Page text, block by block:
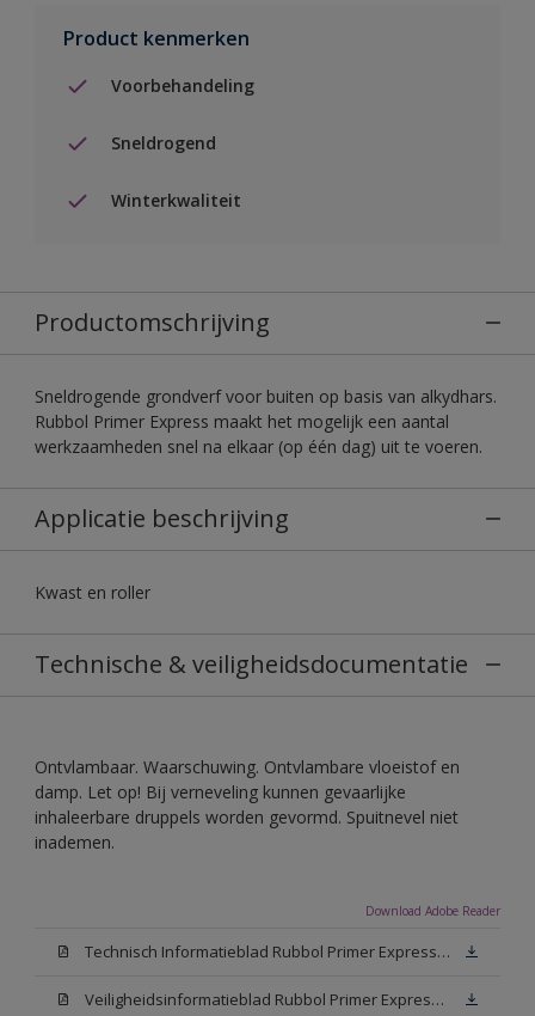
Product kenmerken
Voorbehandeling
Sneldrogend
Winterkwaliteit
Productomschrijving
Sneldrogende grondverf voor buiten op basis van alkydhars.
Rubbol Primer Express maakt het mogelijk een aantal
werkzaamheden snel na elkaar (op één dag) uit te voeren.
Applicatie beschrijving
Kwast en roller
Technische & veiligheidsdocumentatie
Ontvlambaar. Waarschuwing. Ontvlambare vloeistof en
damp. Let op! Bij verneveling kunnen gevaarlijke
inhaleerbare druppels worden gevormd. Spuitnevel niet
inademen.
Download Adobe Reader
Technisch Informatieblad Rubbol Primer Express (PDF)
Veiligheidsinformatieblad Rubbol Primer Express White (MSDS)